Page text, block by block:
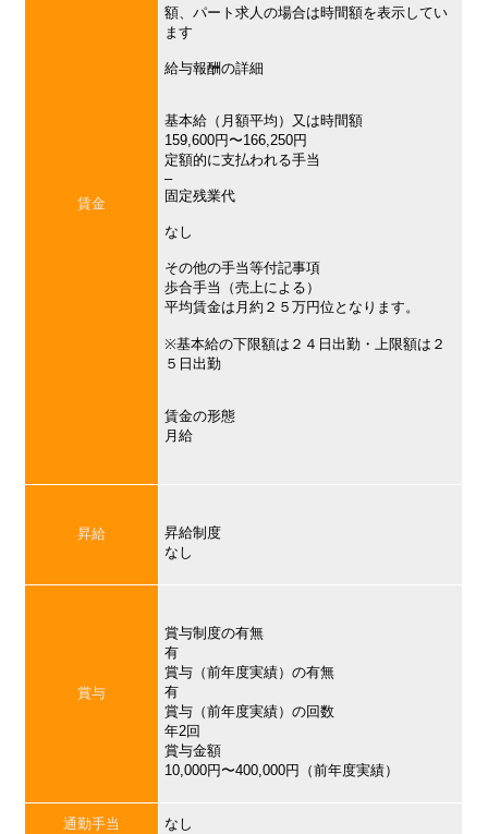
賃金
額、パート求人の場合は時間額を表示してい
ます
給与報酬の詳細
基本給（月額平均）又は時間額
159,600円〜166,250円
定額的に支払われる手当
–
固定残業代
なし
その他の手当等付記事項
歩合手当（売上による）
平均賃金は月約２５万円位となります。
※基本給の下限額は２４日出勤・上限額は２
５日出勤
賃金の形態
月給
昇給
昇給制度
なし
賞与
賞与制度の有無
有
賞与（前年度実績）の有無
有
賞与（前年度実績）の回数
年2回
賞与金額
10,000円〜400,000円（前年度実績）
通勤手当 なし